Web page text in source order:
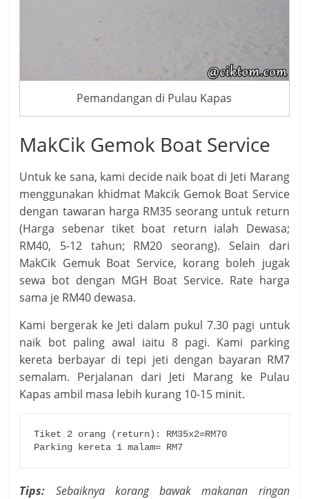
Pemandangan di Pulau Kapas
MakCik Gemok Boat Service
Untuk ke sana, kami decide naik boat di Jeti Marang
menggunakan khidmat Makcik Gemok Boat Service
dengan tawaran harga RM35 seorang untuk return
(Harga sebenar tiket boat return ialah Dewasa;
RM40, 5-12 tahun; RM20 seorang). Selain dari
MakCik Gemuk Boat Service, korang boleh jugak
sewa bot dengan MGH Boat Service. Rate harga
sama je RM40 dewasa.
Kami bergerak ke Jeti dalam pukul 7.30 pagi untuk
naik bot paling awal iaitu 8 pagi. Kami parking
kereta berbayar di tepi jeti dengan bayaran RM7
semalam. Perjalanan dari Jeti Marang ke Pulau
Kapas ambil masa lebih kurang 10-15 minit.
Tiket 2 orang (return): RM35x2=RM70
Parking kereta 1 malam= RM7
Tips:
Sebaiknya korang bawak makanan ringan